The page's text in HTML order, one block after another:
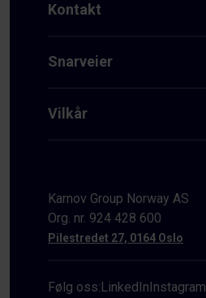
Kontakt
Snarveier
Vilkår
Karnov Group Norway AS
Org. nr. 924 428 600
Pilestredet 27, 0164 Oslo
Følg oss:LinkedInInstagram